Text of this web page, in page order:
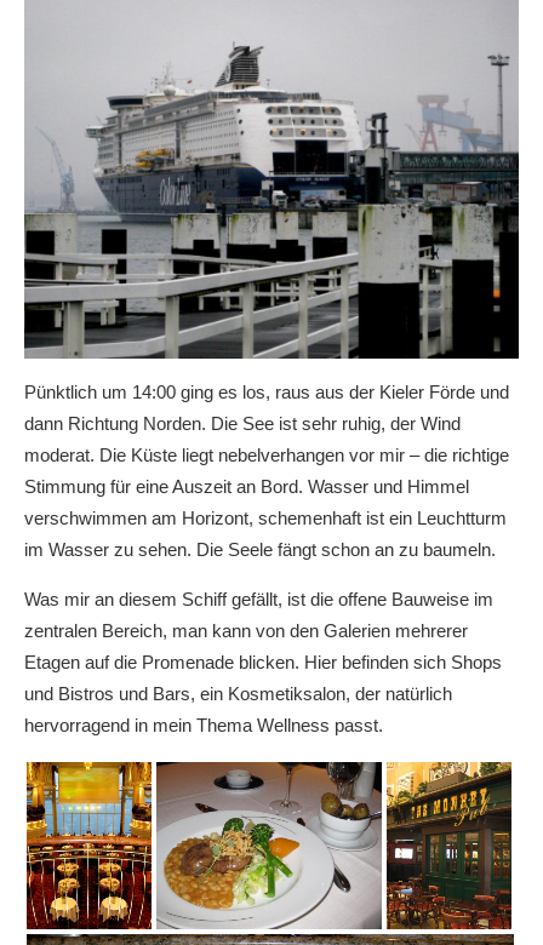
Pünktlich um 14:00 ging es los, raus aus der Kieler Förde und
dann Richtung Norden. Die See ist sehr ruhig, der Wind
moderat. Die Küste liegt nebelverhangen vor mir – die richtige
Stimmung für eine Auszeit an Bord. Wasser und Himmel
verschwimmen am Horizont, schemenhaft ist ein Leuchtturm
im Wasser zu sehen. Die Seele fängt schon an zu baumeln.
Was mir an diesem Schiff gefällt, ist die offene Bauweise im
zentralen Bereich, man kann von den Galerien mehrerer
Etagen auf die Promenade blicken. Hier befinden sich Shops
und Bistros und Bars, ein Kosmetiksalon, der natürlich
hervorragend in mein Thema Wellness passt.